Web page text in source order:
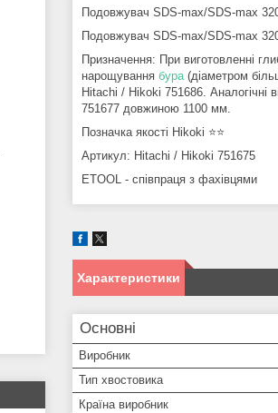
Подовжувач SDS-max/SDS-max
Подовжувач SDS-max/SDS-max
Призначення: При виготовленні
нарощування бура(діаметром
Hitachi / Hikoki 751686.
751677 довжиною 1100 мм.
Позначка якості Hikoki ⭐️⭐️
Артикул: Hitachi / Hikoki 751675
ETOOL - співпраця з фахівцями
Характеристики
Основні
Виробник
Тип хвостовика
Країна виробник